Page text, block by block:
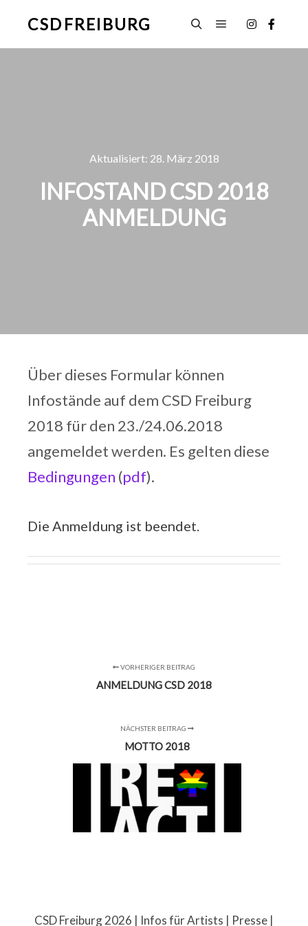
CSD FREIBURG
Aktualisiert: 28. März 2018
INFOSTAND CSD 2018
ANMELDUNG
Über dieses Formular können
Infostände auf dem CSD Freiburg
2018 für den 23./24.06.2018
angemeldet werden. Es gelten diese
Bedingungen (pdf).
Die Anmeldung ist beendet.
VORHERIGER BEITRAG
ANMELDUNG CSD 2018
NÄCHSTER BEITRAG
MOTTO 2018
CSD Freiburg 2026 | Infos für Artists | Presse |